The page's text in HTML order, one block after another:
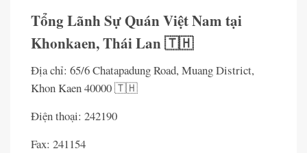
Tổng Lãnh Sự Quán Việt Nam tại
Khonkaen, Thái Lan 🇹🇭
Địa chỉ: 65/6 Chatapadung Road, Muang District,
Khon Kaen 40000 🇹🇭
Điện thoại: 242190
Fax: 241154